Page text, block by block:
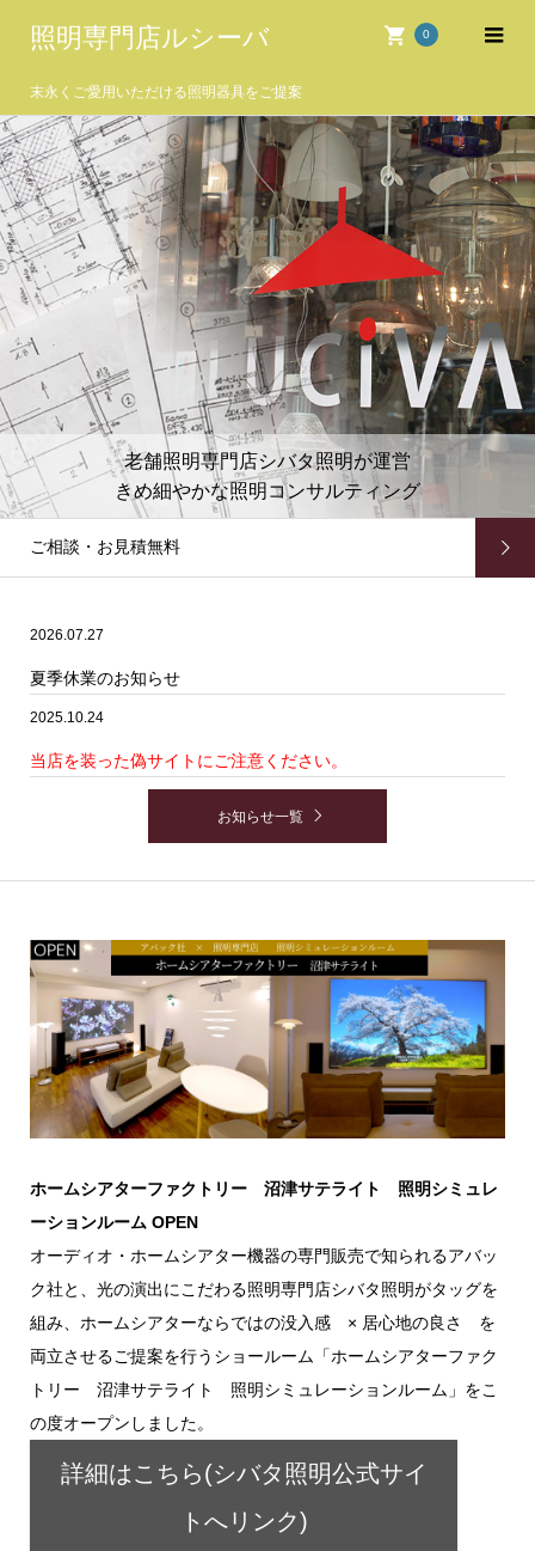
照明専門店ルシーバ 0
末永くご愛用いただける照明器具をご提案
老舗照明専門店シバタ照明が運営
きめ細やかな照明コンサルティング
ご相談・お見積無料
2026.07.27
夏季休業のお知らせ
2025.10.24
当店を装った偽サイトにご注意ください。
お知らせ一覧
ホームシアターファクトリー 沼津サテライト 照明シミュレ
ーションルーム OPEN
オーディオ・ホームシアター機器の専門販売で知られるアバッ
ク社と、光の演出にこだわる照明専門店シバタ照明がタッグを
組み、ホームシアターならではの没入感 × 居心地の良さ を
両立させるご提案を行うショールーム「ホームシアターファク
トリー 沼津サテライト 照明シミュレーションルーム」をこ
の度オープンしました。
詳細はこちら(シバタ照明公式サイ
トへリンク)